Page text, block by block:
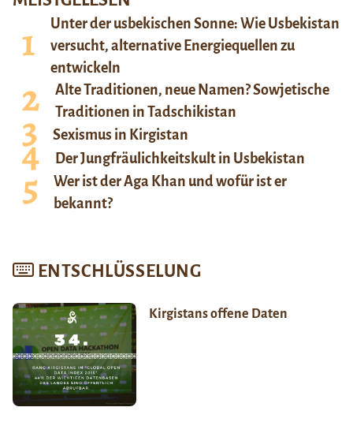
Unter der usbekischen Sonne: Wie Usbekistan
versucht, alternative Energiequellen zu
entwickeln
Alte Traditionen, neue Namen? Sowjetische
Traditionen in Tadschikistan
Sexismus in Kirgistan
Der Jungfräulichkeitskult in Usbekistan
Wer ist der Aga Khan und wofür ist er
bekannt?
ENTSCHLÜSSELUNG
Kirgistans offene Daten